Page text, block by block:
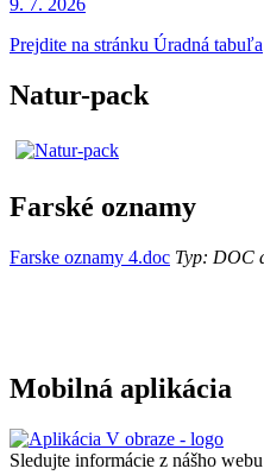
Prejdite na stránku Úradná tabuľa
Natur-pack
Farské oznamy
Farske oznamy 4.doc Typ: DOC
Mobilná aplikácia
Sledujte informácie z nášho